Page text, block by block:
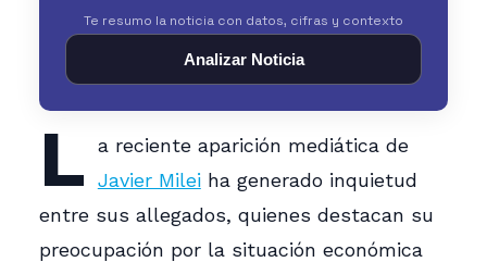
Te resumo la noticia con datos, cifras y contexto
Analizar Noticia
L
a reciente aparición mediática de
Javier Mileiha generado inquietud
entre sus allegados, quienes destacan su
preocupación por la situación económica